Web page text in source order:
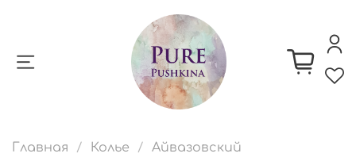
Главная Колье Айвазовский